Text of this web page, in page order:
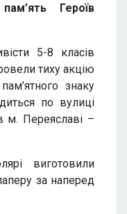
Героїв
5-8 класів
тиху акцію
знаку
по вулиці
м. Переяславі –
виготовили
за наперед